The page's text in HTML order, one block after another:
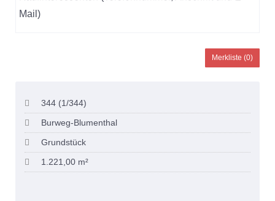
Mail)
Merkliste (0)
344 (1/344)
Burweg-Blumenthal
Grundstück
1.221,00 m²